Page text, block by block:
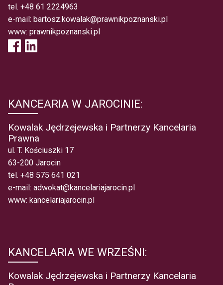
tel. +48 61 2224963
e-mail: bartosz.kowalak@prawnikpoznanski.pl
www: prawnikpoznanski.pl
KANCEARIA W JAROCINIE:
Kowalak Jędrzejewska i Partnerzy Kancelaria
Prawna
ul. T. Kościuszki 17
63-200 Jarocin
tel. +48 575 641 021
e-mail: adwokat@kancelariajarocin.pl
www: kancelariajarocin.pl
KANCELARIA WE WRZEŚNI:
Kowalak Jędrzejewska i Partnerzy Kancelaria